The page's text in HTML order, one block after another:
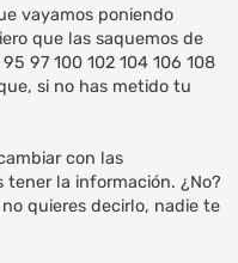
vayamos poniendo
que las saquemos de
97 100 102 104 106 108
si no has metido tu
con las
tener la información. ¿No?
quieres decirlo, nadie te